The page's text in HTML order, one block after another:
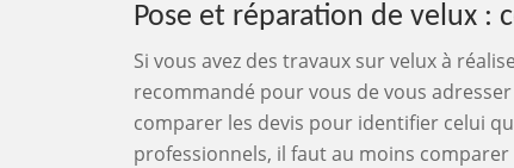
Pose et réparation de velux :
Si vous avez des travaux sur velux à
recommandé pour vous de vous
comparer les devis pour identifier celui
professionnels, il faut au moins